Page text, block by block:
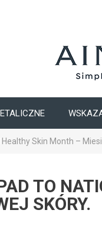
Healthy Skin Month –
TO
SKÓRY.